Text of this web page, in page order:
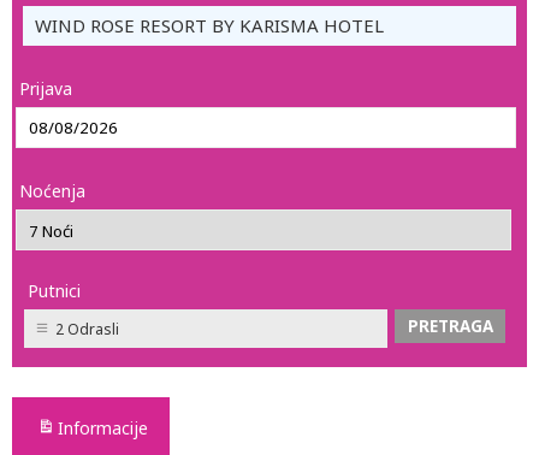
WIND ROSE RESORT BY KARISMA HOTEL
Prijava
Noćenja
Putnici
2 Odrasli
Informacije